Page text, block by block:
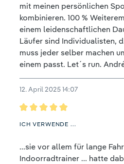
mit meinen persönlichen
kombinieren. 100 %
einem leidenschaftlichen
Läufer sind Individualisten,
muss jeder selber machen
einem passt. Let´s run.
12. April 2025 14:07
ICH VERWENDE ...
...sie vor allem für lange
Indoorradtrainer ... hatte